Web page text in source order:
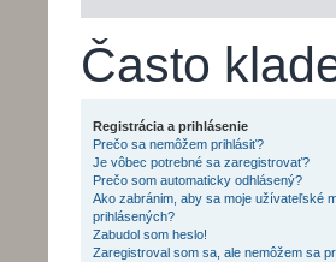
Často
Registrácia a prihlásenie
Prečo sa nemôžem prihlásiť?
Je vôbec potrebné sa zaregistrovať?
Prečo som automaticky odhlásený?
Ako zabránim, aby sa moje užívateľské
prihlásených?
Zabudol som heslo!
Zaregistroval som sa, ale nemôžem sa